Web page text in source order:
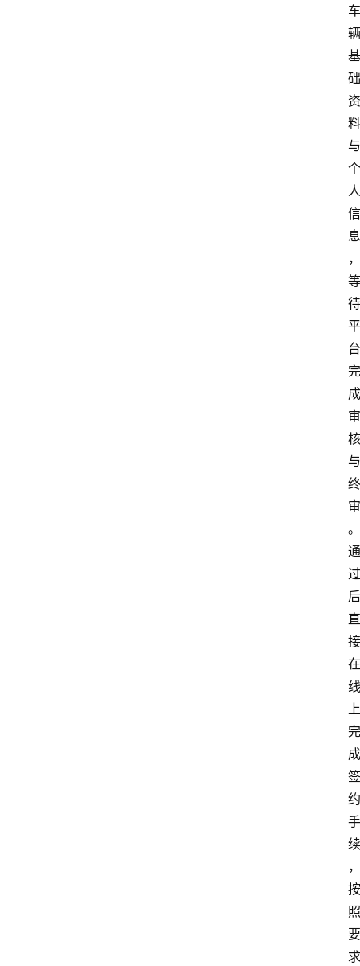
车
辆
基
础
资
料
与
个
人
信
息
，
等
待
平
台
完
成
审
核
与
终
审
。
通
过
后
直
接
在
线
上
完
成
签
约
手
续
，
按
照
要
求